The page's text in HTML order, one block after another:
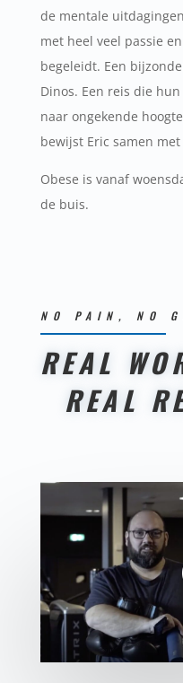
de mentale
met heel veel passie
begeleidt. Een
Dinos. Een reis die
naar ongekende
bewijst Eric samen met
Obese is vanaf
de buis.
NO PAIN, NO
REAL
REAL